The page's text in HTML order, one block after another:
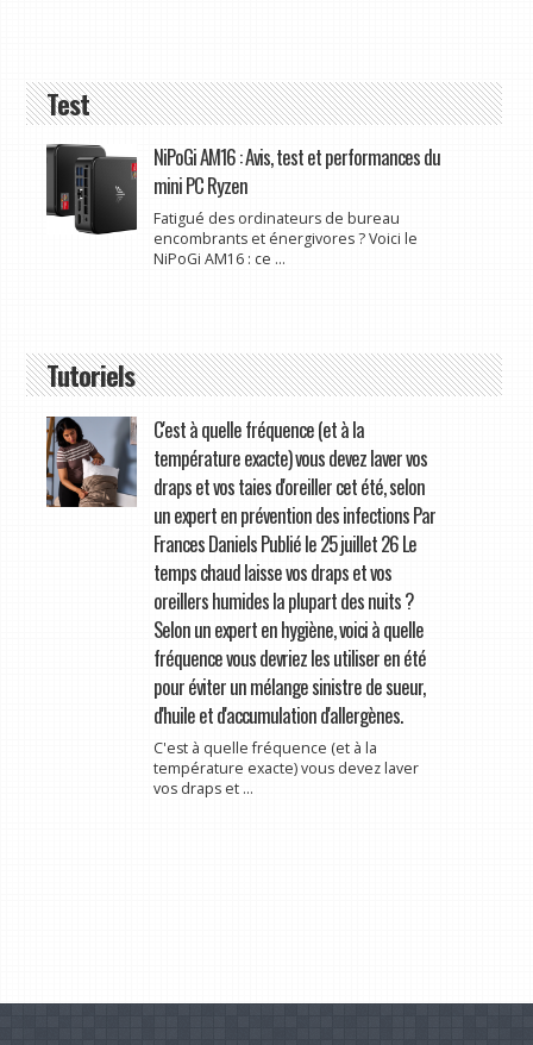
Test
NiPoGi AM16 : Avis, test et performances du
mini PC Ryzen
Fatigué des ordinateurs de bureau
encombrants et énergivores ? Voici le
NiPoGi AM16 : ce ...
Tutoriels
C'est à quelle fréquence (et à la
température exacte) vous devez laver vos
draps et vos taies d'oreiller cet été, selon
un expert en prévention des infections Par
Frances Daniels Publié le 25 juillet 26 Le
temps chaud laisse vos draps et vos
oreillers humides la plupart des nuits ?
Selon un expert en hygiène, voici à quelle
fréquence vous devriez les utiliser en été
pour éviter un mélange sinistre de sueur,
d'huile et d'accumulation d'allergènes.
C'est à quelle fréquence (et à la
température exacte) vous devez laver
vos draps et ...